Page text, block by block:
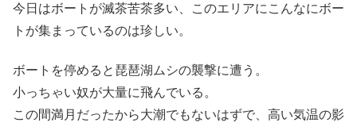
今日はボートが滅茶苦茶多い、このエリアにこんなにボー
トが集まっているのは珍しい。
ボートを停めると琵琶湖ムシの襲撃に遭う。
小っちゃい奴が大量に飛んでいる。
この間満月だったから大潮でもないはずで、高い気温の影